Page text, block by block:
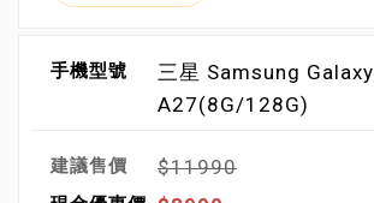
三星 Samsung Galaxy
A27(8G/128G)
$11990